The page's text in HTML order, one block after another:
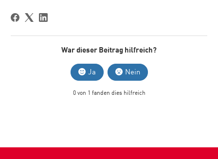
War dieser Beitrag hilfreich?
Ja Nein
0 von 1 fanden dies hilfreich